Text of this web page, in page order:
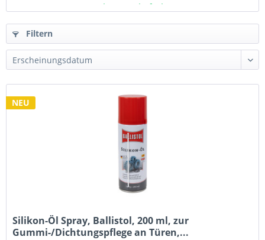
Ab Lager lieferbar
Filtern
NEU
Silikon-Öl Spray, Ballistol, 200 ml, zur
Gummi-/Dichtungspflege an Türen,...